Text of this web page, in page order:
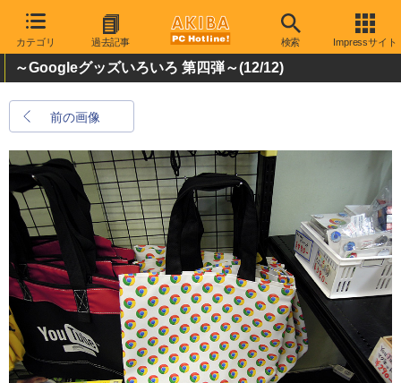
カテゴリ 過去記事 検索 Impressサイト
～Googleグッズいろいろ 第四弾～(12/12)
前の画像